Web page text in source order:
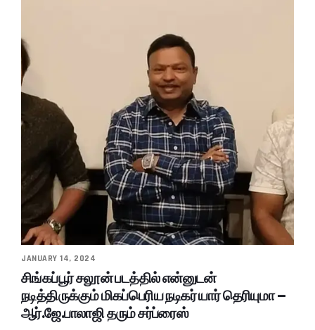
JANUARY 14, 2024
சிங்கப்பூர் சலூன் படத்தில் என்னுடன்
நடித்திருக்கும் மிகப்பெரிய நடிகர் யார் தெரியுமா –
ஆர்.ஜே.பாலாஜி தரும் சர்ப்ரைஸ்